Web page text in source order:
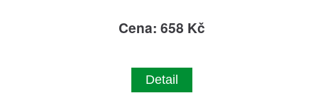
Cena: 658 Kč
Detail